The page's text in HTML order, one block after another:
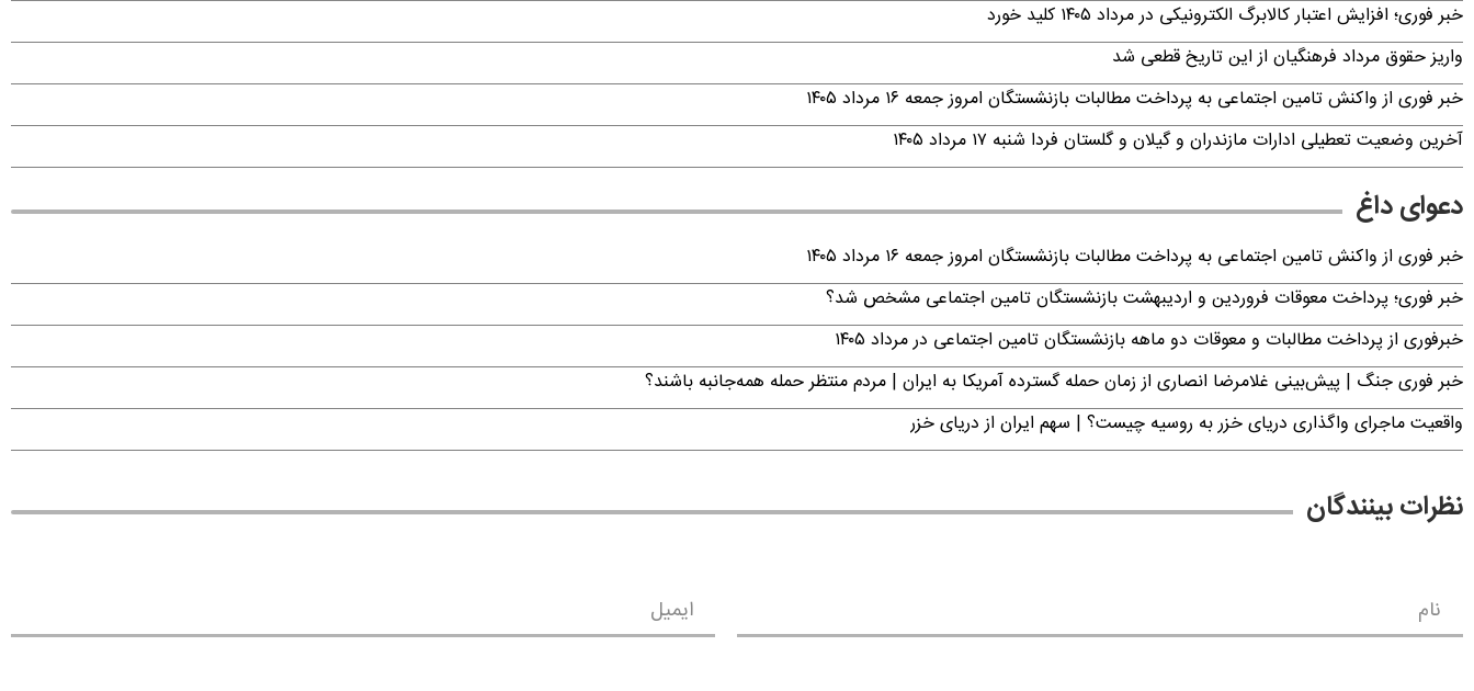
خبر فوری؛ افزایش اعتبار کالابرگ الکترونیکی در مرداد ۱۴۰۵ کلید خورد
واریز حقوق مرداد فرهنگیان از این تاریخ قطعی شد
خبر فوری از واکنش تامین اجتماعی به پرداخت مطالبات بازنشستگان امروز جمعه ۱۶ مرداد ۱۴۰۵
آخرین وضعیت تعطیلی ادارات مازندران و گیلان و گلستان فردا شنبه ۱۷ مرداد ۱۴۰۵
دعوای داغ
خبر فوری از واکنش تامین اجتماعی به پرداخت مطالبات بازنشستگان امروز جمعه ۱۶ مرداد ۱۴۰۵
خبر فوری؛ پرداخت معوقات فروردین و اردیبهشت بازنشستگان تامین اجتماعی مشخص شد؟
خبرفوری از پرداخت مطالبات و معوقات دو ماهه بازنشستگان تامین اجتماعی در مرداد ۱۴۰۵
خبر فوری جنگ | پیش‌بینی غلامرضا انصاری از زمان حمله گسترده آمریکا به ایران | مردم منتظر حمله همه‌جانبه باشند؟
واقعیت ماجرای واگذاری دریای خزر به روسیه چیست؟ | سهم ایران از دریای خزر
نظرات بینندگان
نام ایمیل